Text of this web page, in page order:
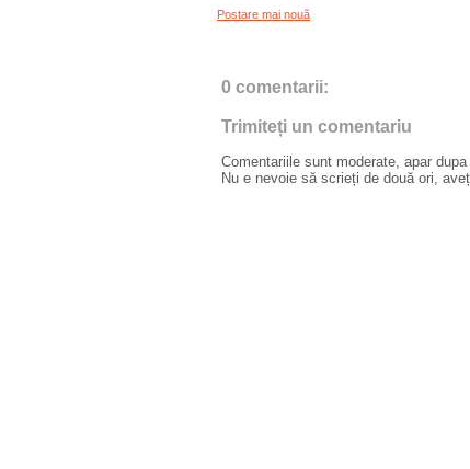
Postare mai nouă
0 comentarii:
Trimiteți un comentariu
Comentariile sunt moderate, apar
Nu e nevoie să scrieți de două ori,